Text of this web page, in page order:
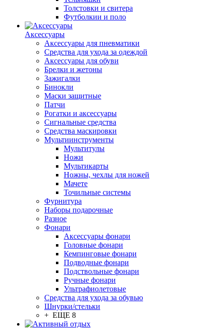
Толстовки и свитера
Футболкии и поло
Аксессуары
Аксессуары для пневматики
Средства для ухода за одеждой
Аксессуары для обуви
Брелки и жетоны
Зажигалки
Бинокли
Маски защитные
Патчи
Рогатки и аксессуары
Сигнальные средства
Средства маскировки
Мультиинструменты
Мультитулы
Ножи
Мультикарты
Ножны, чехлы для ножей
Мачете
Точильные системы
Фурнитура
Наборы подарочные
Разное
Фонари
Аксессуары фонари
Головные фонари
Кемпинговые фонари
Подводные фонари
Подствольные фонари
Ручные фонари
Ультрафиолетовые
Средства для ухода за обувью
Шнурки/стельки
+ ЕЩЕ 8